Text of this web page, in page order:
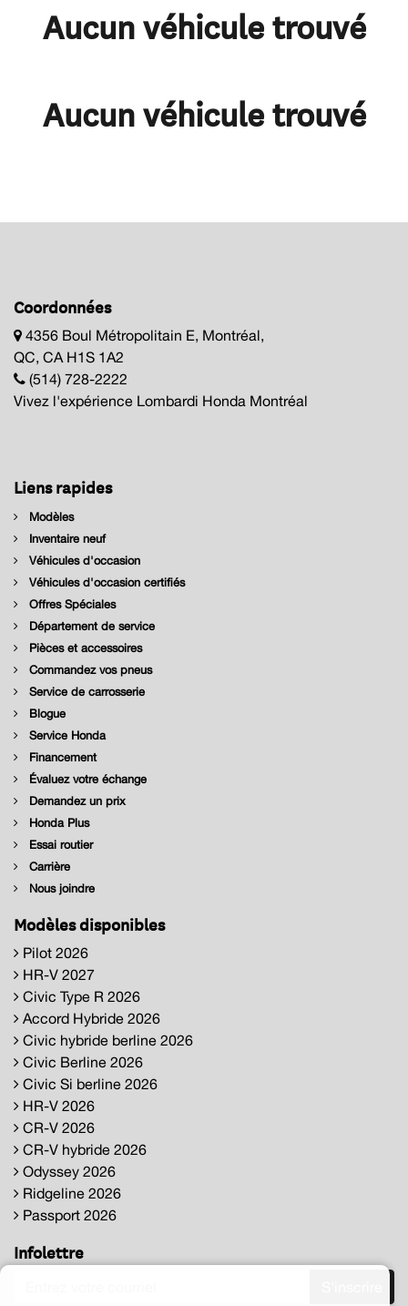
Aucun véhicule trouvé
Aucun véhicule trouvé
Coordonnées
4356 Boul Métropolitain E, Montréal,
QC, CA H1S 1A2
(514) 728-2222
Vivez l'expérience Lombardi Honda Montréal
Liens rapides
Modèles
Inventaire neuf
Véhicules d'occasion
Véhicules d'occasion certifiés
Offres Spéciales
Département de service
Pièces et accessoires
Commandez vos pneus
Service de carrosserie
Blogue
Service Honda
Financement
Évaluez votre échange
Demandez un prix
Honda Plus
Essai routier
Carrière
Nous joindre
Modèles disponibles
Pilot 2026
HR-V 2027
Civic Type R 2026
Accord Hybride 2026
Civic hybride berline 2026
Civic Berline 2026
Civic Si berline 2026
HR-V 2026
CR-V 2026
CR-V hybride 2026
Odyssey 2026
Ridgeline 2026
Passport 2026
Infolettre